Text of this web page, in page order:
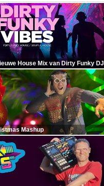
House Mix van Dirty Funky DJ
Mashup